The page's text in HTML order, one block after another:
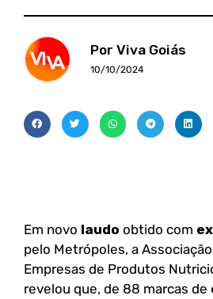
Por Viva Goiás
10/10/2024
Em novo laudo obtido com
pelo Metrópoles, a
Empresas de Produtos
revelou que, de 88 marcas de